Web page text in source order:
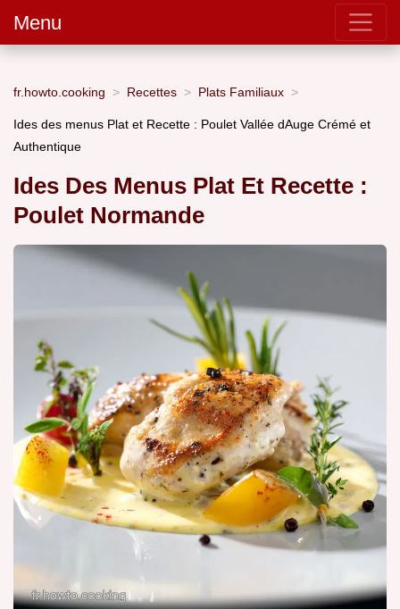
Menu
fr.howto.cooking Recettes Plats Familiaux
Ides des menus Plat et Recette : Poulet Vallée dAuge Crémé et
Authentique
Ides Des Menus Plat Et Recette :
Poulet Normande